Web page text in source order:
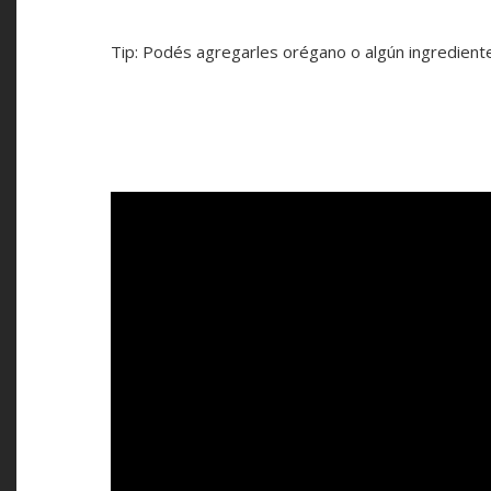
Tip: Podés agregarles orégano o algún